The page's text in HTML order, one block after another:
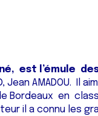
est l’émule
Jean AMADOU. Il
Bordeaux en
il a connu les